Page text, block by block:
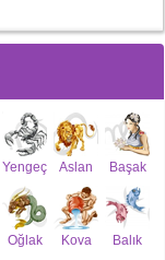
Yengeç Aslan Başak
Oğlak Kova Balık